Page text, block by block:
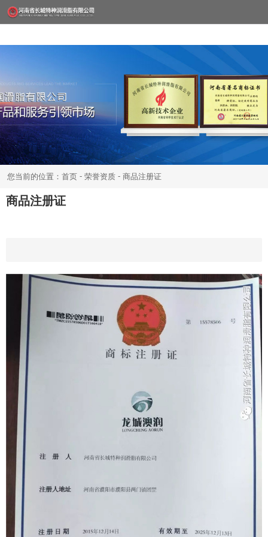
您当前的位置：首页 - 荣誉资质 - 商品注册证
商品注册证